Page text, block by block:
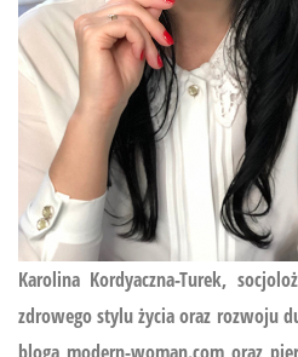
Karolina Kordyaczna-Turek,
zdrowego stylu życia oraz rozwoju